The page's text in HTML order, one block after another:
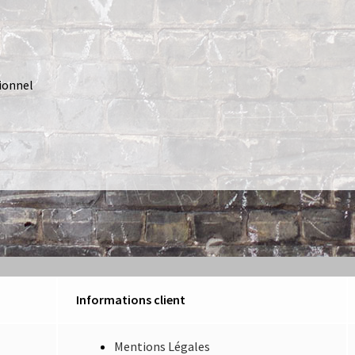
Informations client
Mentions Légales